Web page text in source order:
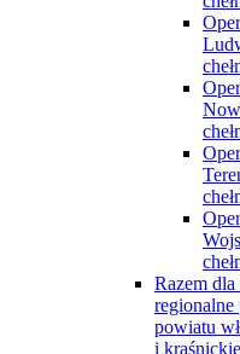
Razem
regionalne
powiatu
i